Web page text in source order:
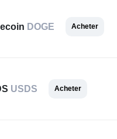
DOGE Acheter
USDS Acheter